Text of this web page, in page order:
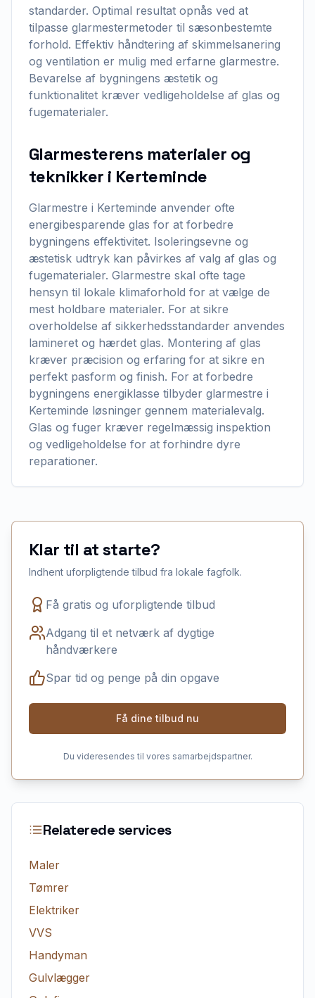
standarder. Optimal resultat opnås ved at
tilpasse glarmestermetoder til sæsonbestemte
forhold. Effektiv håndtering af skimmelsanering
og ventilation er mulig med erfarne glarmestre.
Bevarelse af bygningens æstetik og
funktionalitet kræver vedligeholdelse af glas og
fugematerialer.
Glarmesterens materialer og
teknikker i Kerteminde
Glarmestre i Kerteminde anvender ofte
energibesparende glas for at forbedre
bygningens effektivitet. Isoleringsevne og
æstetisk udtryk kan påvirkes af valg af glas og
fugematerialer. Glarmestre skal ofte tage
hensyn til lokale klimaforhold for at vælge de
mest holdbare materialer. For at sikre
overholdelse af sikkerhedsstandarder anvendes
lamineret og hærdet glas. Montering af glas
kræver præcision og erfaring for at sikre en
perfekt pasform og finish. For at forbedre
bygningens energiklasse tilbyder glarmestre i
Kerteminde løsninger gennem materialevalg.
Glas og fuger kræver regelmæssig inspektion
og vedligeholdelse for at forhindre dyre
reparationer.
Klar til at starte?
Indhent uforpligtende tilbud fra lokale fagfolk.
Få gratis og uforpligtende tilbud
Adgang til et netværk af dygtige
håndværkere
Spar tid og penge på din opgave
Få dine tilbud nu
Du videresendes til vores samarbejdspartner.
Relaterede services
Maler
Tømrer
Elektriker
VVS
Handyman
Gulvlægger